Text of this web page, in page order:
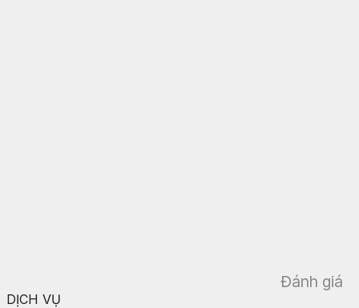
Đánh giá
DỊCH VỤ